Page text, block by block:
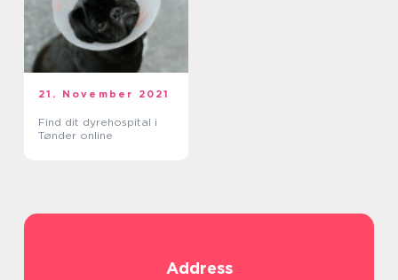
21. November 2021
Find dit dyrehospital i
Tønder online
Address